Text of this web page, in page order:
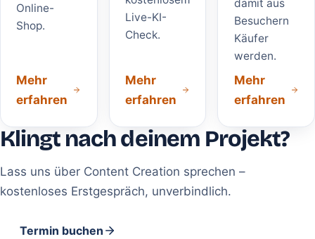
Online-
Shop.
Mehr
erfahren
Live-KI-
Check.
Mehr
erfahren
damit aus
Besuchern
Käufer
werden.
Mehr
erfahren
Klingt nach deinem Projekt?
Lass uns über Content Creation sprechen –
kostenloses Erstgespräch, unverbindlich.
Termin buchen